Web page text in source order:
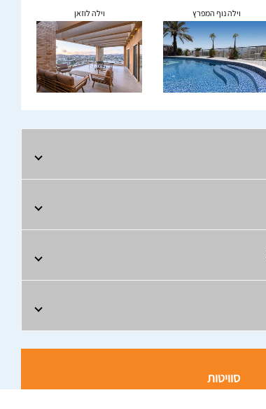
וילה נוף המפרץ וילה לוזאן
סוויטות